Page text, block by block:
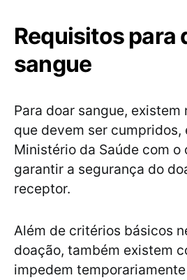
Requisitos para
sangue
Para doar sangue,
que devem ser
Ministério da Saúde com o
garantir a segurança do
receptor.
Além de critérios básicos
doação, também existem
impedem